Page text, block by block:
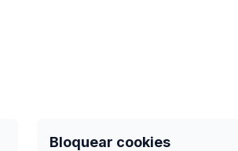
Bloquear cookies